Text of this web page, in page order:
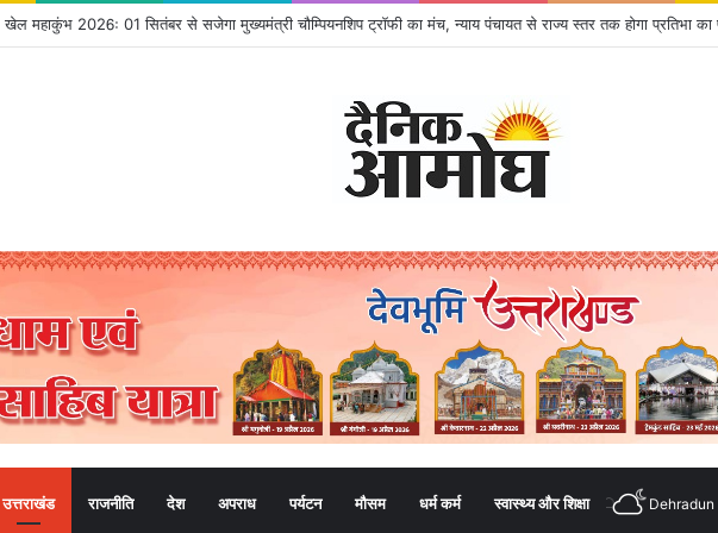
सार्वजनिक स्थान पर जुआ खेलने वाले अभियुक्तों को पुलिस ने किया गिरफ्तार
उत्तराखंड राजनीति देश अपराध पर्यटन मौसम धर्म कर्म स्वास्थ्य और शिक्षा Dehradun